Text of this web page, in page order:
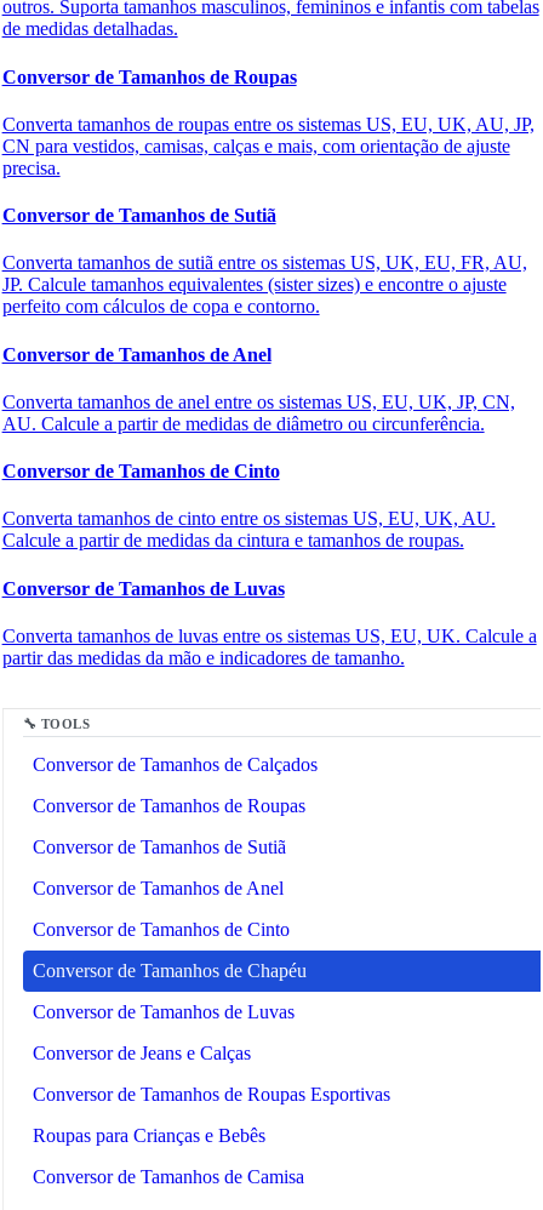
🔗Related Tools
🔧 TOOLS
Conversor de Tamanhos de Calçados
Conversor de Tamanhos de Roupas
Conversor de Tamanhos de Sutiã
Conversor de Tamanhos de Anel
Conversor de Tamanhos de Cinto
Conversor de Tamanhos de Chapéu
Conversor de Tamanhos de Luvas
Conversor de Jeans e Calças
Conversor de Tamanhos de Roupas Esportivas
Roupas para Crianças e Bebês
Conversor de Tamanhos de Camisa
outros. Suporta tamanhos masculinos, femininos e infantis com tabelas
de medidas detalhadas.
Conversor de Tamanhos de Roupas
Converta tamanhos de roupas entre os sistemas US, EU, UK, AU, JP,
CN para vestidos, camisas, calças e mais, com orientação de ajuste
precisa.
Conversor de Tamanhos de Sutiã
Converta tamanhos de sutiã entre os sistemas US, UK, EU, FR, AU,
JP. Calcule tamanhos equivalentes (sister sizes) e encontre o ajuste
perfeito com cálculos de copa e contorno.
Conversor de Tamanhos de Anel
Converta tamanhos de anel entre os sistemas US, EU, UK, JP, CN,
AU. Calcule a partir de medidas de diâmetro ou circunferência.
Conversor de Tamanhos de Cinto
Converta tamanhos de cinto entre os sistemas US, EU, UK, AU.
Calcule a partir de medidas da cintura e tamanhos de roupas.
Conversor de Tamanhos de Luvas
Converta tamanhos de luvas entre os sistemas US, EU, UK. Calcule a
partir das medidas da mão e indicadores de tamanho.